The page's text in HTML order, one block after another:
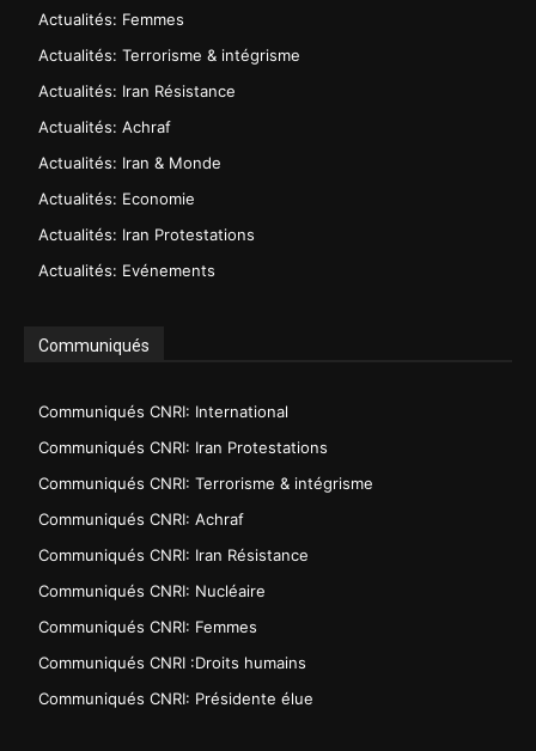
Actualités: Femmes
Actualités: Terrorisme & intégrisme
Actualités: Iran Résistance
Actualités: Achraf
Actualités: Iran & Monde
Actualités: Economie
Actualités: Iran Protestations
Actualités: Evénements
Communiqués
Communiqués CNRI: International
Communiqués CNRI: Iran Protestations
Communiqués CNRI: Terrorisme & intégrisme
Communiqués CNRI: Achraf
Communiqués CNRI: Iran Résistance
Communiqués CNRI: Nucléaire
Communiqués CNRI: Femmes
Communiqués CNRI :Droits humains
Communiqués CNRI: Présidente élue